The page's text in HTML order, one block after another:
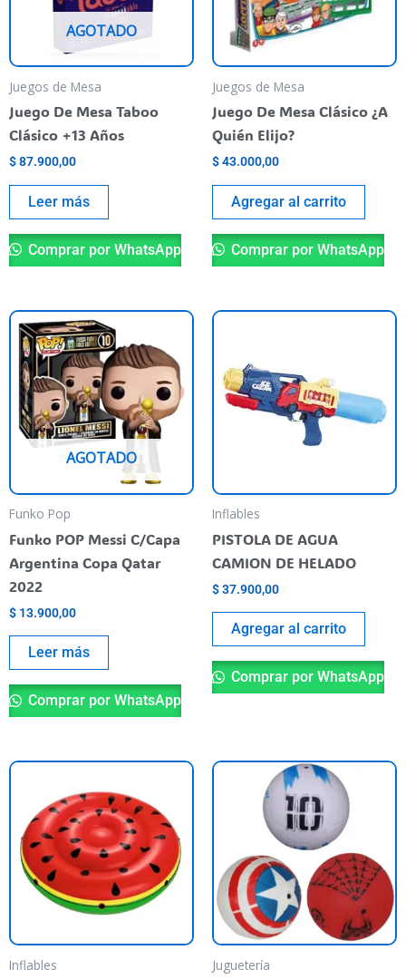
AGOTADO
Juegos de Mesa
Juego De Mesa Taboo
Clásico +13 Años
$87.900,00
Leer más
Comprar por WhatsApp
Juegos de Mesa
Juego De Mesa Clásico ¿A
Quién Elijo?
$43.000,00
Agregar al carrito
Comprar por WhatsApp
AGOTADO
Funko Pop
Funko POP Messi C/Capa
Argentina Copa Qatar
2022
$ 13.900,00
Leer más
Comprar por WhatsApp
Inflables
PISTOLA DE AGUA
CAMION DE HELADO
$37.900,00
Agregar al carrito
Comprar por WhatsApp
Inflables Juguetería
se